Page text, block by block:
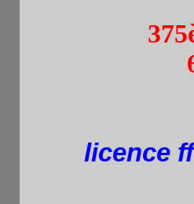
licence